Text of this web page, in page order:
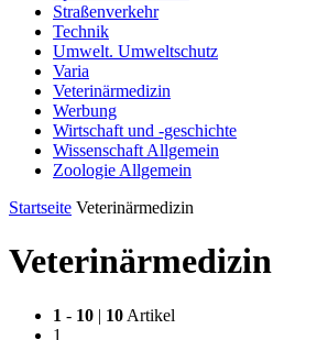
Straßenverkehr
Technik
Umwelt. Umweltschutz
Varia
Veterinärmedizin
Werbung
Wirtschaft und -geschichte
Wissenschaft Allgemein
Zoologie Allgemein
Startseite Veterinärmedizin
Veterinärmedizin
1 - 10 | 10 Artikel
1